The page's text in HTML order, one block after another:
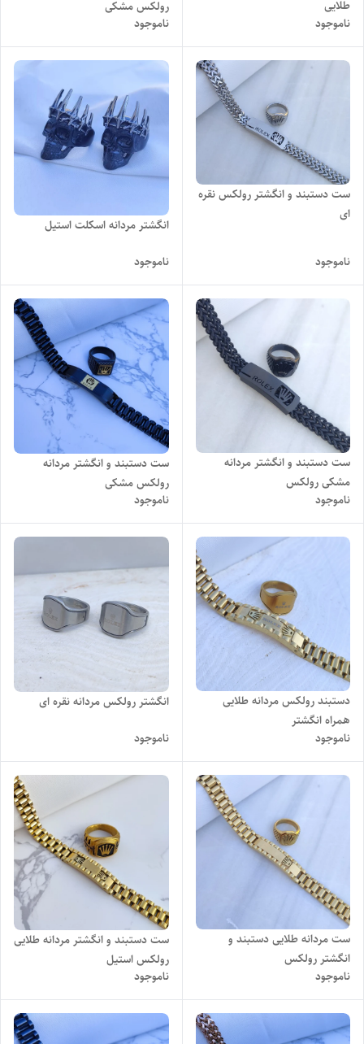
طلایی
ناموجود
رولکس مشکی
ناموجود
ست دستبند و انگشتر رولکس نقره
ای
ناموجود
انگشتر مردانه اسکلت استیل
ناموجود
ست دستبند و انگشتر مردانه
مشکی رولکس
ناموجود
ست دستبند و انگشتر مردانه
رولکس مشکی
ناموجود
دستبند رولکس مردانه طلایی
همراه انگشتر
ناموجود
انگشتر رولکس مردانه نقره ای
ناموجود
ست مردانه طلایی دستبند و
انگشتر رولکس
ناموجود
ست دستبند و انگشتر مردانه طلایی
رولکس استیل
ناموجود